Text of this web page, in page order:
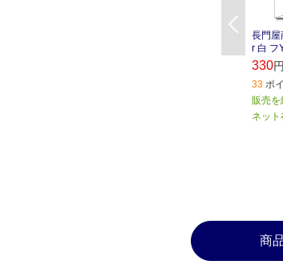
長門屋
r 白 フ
330
33 ポ
販売を
ネッ
商